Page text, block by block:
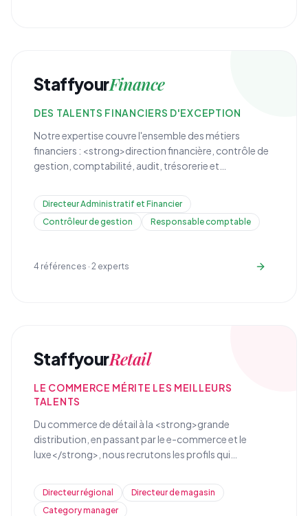
StaffyourFinance
DES TALENTS FINANCIERS D'EXCEPTION
Notre expertise couvre l'ensemble des métiers
financiers : <strong>direction financière, contrôle de
gestion, comptabilité, audit, trésorerie et
capables de piloter la performance financière de
votre organisation.
Directeur Administratif et Financier
Contrôleur de gestion
Responsable comptable
4 références · 2 experts
StaffyourRetail
LE COMMERCE MÉRITE LES MEILLEURS
TALENTS
Du commerce de détail à la <strong>grande
distribution, en passant par le e-commerce et le
luxe</strong>, nous recrutons les profils qui
performance commerciale de vos réseaux de vente.
Directeur régional
Directeur de magasin
Category manager